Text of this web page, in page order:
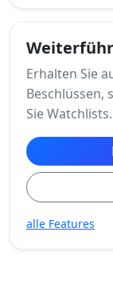
Erhalten Sie
Beschlüssen,
Sie Watchlists.
alle Features